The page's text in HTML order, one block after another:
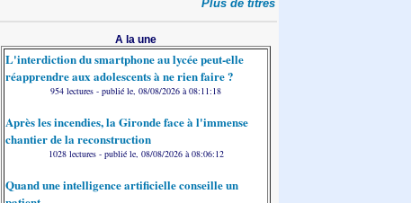
Plus de titres
A la une
L'interdiction du smartphone au lycée peut-elle
réapprendre aux adolescents à ne rien faire ?
954 lectures - publié le, 08/08/2026 à 08:11:18
Après les incendies, la Gironde face à l'immense
chantier de la reconstruction
1028 lectures - publié le, 08/08/2026 à 08:06:12
Quand une intelligence artificielle conseille un